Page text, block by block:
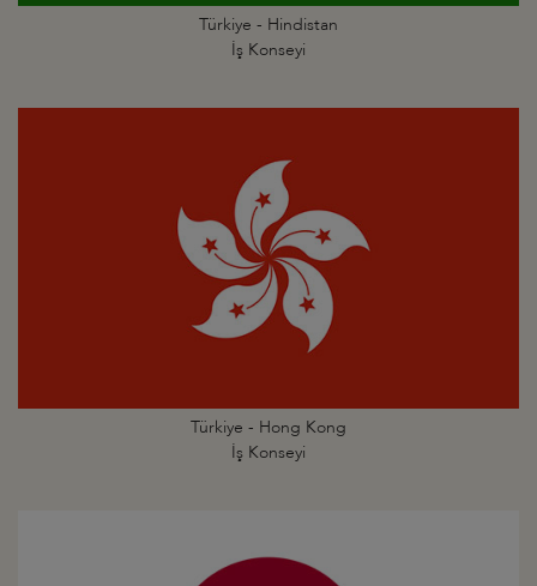
Türkiye - Hindistan
İş Konseyi
Türkiye - Hong Kong
İş Konseyi